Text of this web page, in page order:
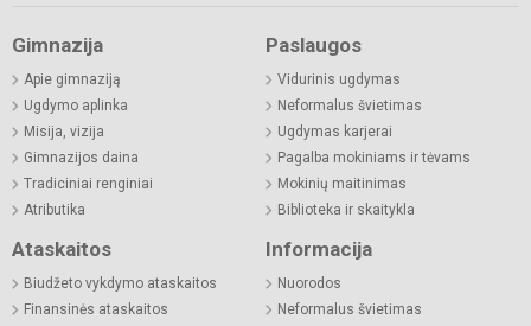
Gimnazija
Apie gimnaziją
Ugdymo aplinka
Misija, vizija
Gimnazijos daina
Tradiciniai renginiai
Atributika
Paslaugos
Vidurinis ugdymas
Neformalus švietimas
Ugdymas karjerai
Pagalba mokiniams ir tėvams
Mokinių maitinimas
Biblioteka ir skaitykla
Ataskaitos
Biudžeto vykdymo ataskaitos
Finansinės ataskaitos
Informacija
Nuorodos
Neformalus švietimas